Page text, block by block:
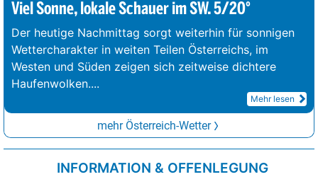
Viel Sonne, lokale Schauer im SW. 5/20°
Der heutige Nachmittag sorgt weiterhin für sonnigen
Wettercharakter in weiten Teilen Österreichs, im
Westen und Süden zeigen sich zeitweise dichtere
Haufenwolken....
Mehr lesen
mehr Österreich-Wetter
INFORMATION & OFFENLEGUNG